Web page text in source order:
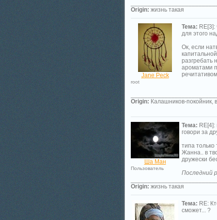
Origin: жизнь такая
Jane Peck
root
Тема: RE[3]:
для этого
Ок, если
разгребать
ароматами
Origin: Калашников-покойник,
Ша Ман
Пользователь
Тема: RE[4]:
говори за
типа
Жанна.. в
дружески
Последний
Origin: жизнь такая
Тема: RE:
сможет... ?